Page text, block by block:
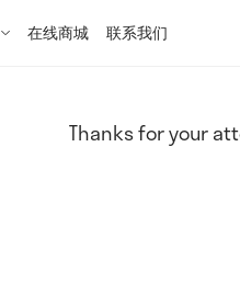
在线商城 联系我们
Thanks for your